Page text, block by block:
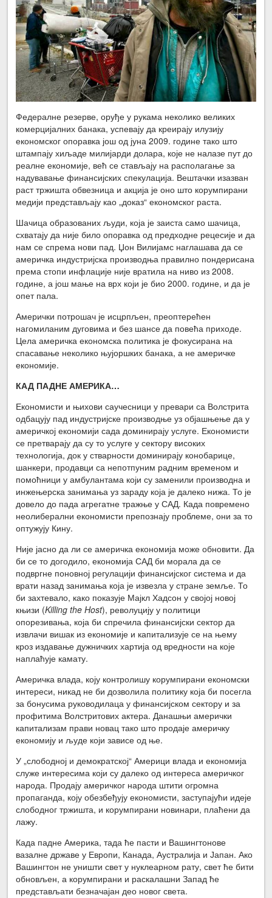
Федералне резерве, оруђе у рукама неколико великих
комерцијалних банака, успевају да креирају илузију
економског опоравка још од јуна 2009. године тако што
штампају хиљаде милијарди долара, које не налазе пут до
реалне економије, већ се стављају на располагање за
надувавање финансијских спекулација. Вештачки изазван
раст тржишта обвезница и акција је оно што корумпирани
медији представљају као „доказ“ економског раста.
Шачица образованих људи, која је заиста само шачица,
схватају да није било опоравка од предходне рецесије и да
нам се спрема нови пад. Џон Вилијамс наглашава да се
америчка индустријска производња правилно пондерисана
према стопи инфлације није вратила на ниво из 2008.
године, а још мање на врх који је био 2000. године, и да је
опет пала.
Амерички потрошач је исцрпљен, преоптерећен
нагомиланим дуговима и без шансе да повећа приходе.
Цела америчка економска политика је фокусирана на
спасавање неколико њујоршких банака, а не америчке
економије.
КАД ПАДНЕ АМЕРИКА…
Економисти и њихови саучесници у превари са Волстрита
одбацују пад индустријске производње уз објашњење да у
америчкој економији сада доминирају услуге. Економисти
се претварају да су то услуге у сектору високих
технологија, док у стварности доминирају конобарице,
шанкери, продавци са непотпуним радним временом и
помоћници у амбулантама који су заменили производна и
инжењерска занимања уз зараду која је далеко нижа. То је
довело до пада агрегатне тражње у САД. Када повремено
неолиберални економисти препознају проблеме, они за то
оптужују Кину.
Није јасно да ли се америчка економија може обновити. Да
би се то догодило, економија САД би морала да се
подвргне поновној регулацији финансијског система и да
врати назад занимања која је извезла у стране земље. То
би захтевало, како показује Мајкл Хадсон у својој новој
књизи (Killing the Host), револуцију у политици
опорезивања, која би спречила финансијски сектор да
извлачи вишак из економије и капитализује се на њему
кроз издавање дужничких хартија од вредности на које
наплаћује камату.
Америчка влада, коју контролишу корумпирани економски
интереси, никад не би дозволила политику која би посегла
за бонусима руководилаца у финансијском сектору и за
профитима Волстритових актера. Данашњи амерички
капитализам прави новац тако што продаје америчку
економију и људе који зависе од ње.
У „слободној и демократској“ Америци влада и економија
служе интересима који су далеко од интереса америчког
народа. Продају америчког народа штити огромна
пропаганда, коју обезбеђују економисти, заступајући идеје
слободног тржишта, и корумпирани новинари, плаћени да
лажу.
Када падне Америка, тада ће пасти и Вашингтонове
вазалне државе у Европи, Канада, Аустралија и Јапан. Ако
Вашингтон не уништи свет у нуклеарном рату, свет ће бити
обновљен, а корумпирани и раскалашни Запад ће
представљати безначајан део новог света.